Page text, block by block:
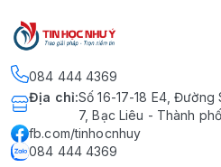
084 444 4369
Địa chỉ:Số 16-17-18 E4, Đường
7, Bạc Liêu - Thành
fb.com/tinhocnhuy
084 444 4369